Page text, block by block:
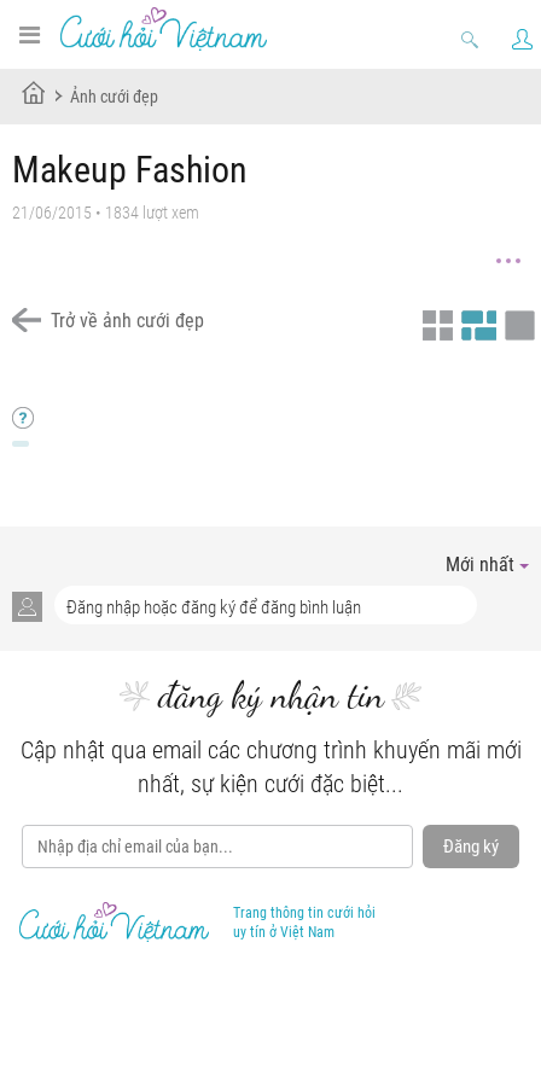
Ảnh cưới đẹp
Makeup Fashion
21/06/2015 • 1834 lượt xem
Trở về ảnh cưới đẹp
Chưa có tiêu đề
Chưa có tiêu đề
Chưa có tiêu đề
Chưa có tiêu đề
Chưa có tiêu đề
Chưa có tiêu đề
Mới nhất
đăng ký nhận tin
Cập nhật qua email các chương trình khuyến mãi mới
nhất, sự kiện cưới đặc biệt...
Đăng ký
Trang thông tin cưới hỏi
uy tín ở Việt Nam